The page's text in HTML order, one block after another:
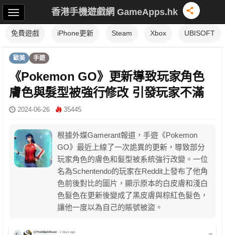
香港手機遊戲網 GameApps.hk
免費遊戲 iPhone更新 Steam Xbox UBISOFT
歐美 手遊
《Pokemon GO》更新導致玩家角色
膚色與髮型被強行修改 引發玩家不滿
2024-06-26 35445
根據外媒Gamerant報道，手遊《Pokemon
GO》最近上線了一次詭異的更新，導致部分
玩家角色的膚色和髮型被系統強行改變。一位
名為Schentendo的玩家在Reddit上發布了他角
色前後對比的圖片，顯示原本的白皮膚和淺白
色髮色在更新後變成了黑皮膚與棕紅色髮色，
讓他一度以為自己的賬號被盜。